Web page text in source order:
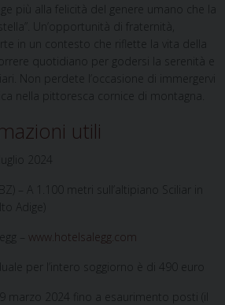
più alla felicità del genere umano che la
Un’opportunità di fraternità,
in un contesto che riflette la vita della
quotidiano per godersi la serenità e
Non perdete l’occasione di immergervi
nella pittoresca cornice di montagna.
utili
2024
– A 1.100 metri sull’altipiano Sciliar in
Adige)
– www.hotelsalegg.com
per l’intero soggiorno è di 490 euro
marzo 2024 fino a esaurimento posti (il